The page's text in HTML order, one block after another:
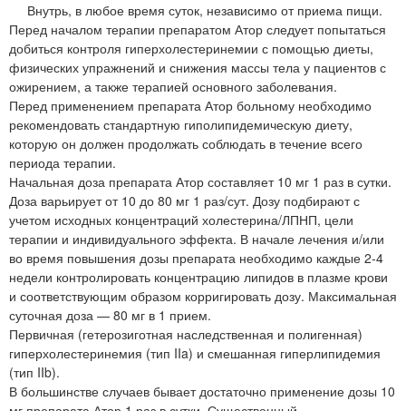
Внутрь, в любое время суток, независимо от приема пищи.
Перед началом терапии препаратом Атор следует попытаться
добиться контроля гиперхолестеринемии с помощью диеты,
физических упражнений и снижения массы тела у пациентов с
ожирением, а также терапией основного заболевания.
Перед применением препарата Атор больному необходимо
рекомендовать стандартную гиполипидемическую диету,
которую он должен продолжать соблюдать в течение всего
периода терапии.
Начальная доза препарата Атор составляет 10 мг 1 раз в сутки.
Доза варьирует от 10 до 80 мг 1 раз/сут. Дозу подбирают с
учетом исходных концентраций холестерина/ЛПНП, цели
терапии и индивидуального эффекта. В начале лечения и/или
во время повышения дозы препарата необходимо каждые 2-4
недели контролировать концентрацию липидов в плазме крови
и соответствующим образом корригировать дозу. Максимальная
суточная доза — 80 мг в 1 прием.
Первичная (гетерозиготная наследственная и полигенная)
гиперхолестеринемия (тип IIa) и смешанная гиперлипидемия
(тип IIb).
В большинстве случаев бывает достаточно применение дозы 10